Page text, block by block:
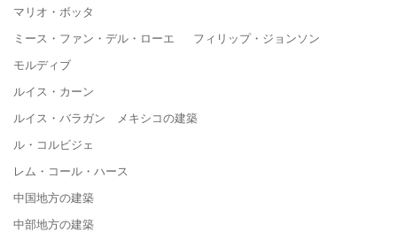
マリオ・ボッタ
ミース・ファン・デル・ローエ フィリップ・ジョンソン
モルディブ
ルイス・カーン
ルイス・バラガン メキシコの建築
ル・コルビジェ
レム・コール・ハース
中国地方の建築
中部地方の建築